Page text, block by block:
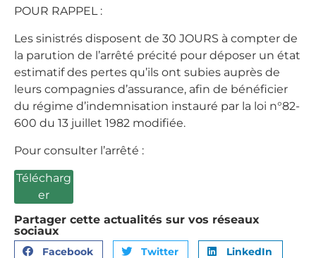
POUR RAPPEL :
Les sinistrés disposent de 30 JOURS à compter de
la parution de l’arrêté précité pour déposer un état
estimatif des pertes qu’ils ont subies auprès de
leurs compagnies d’assurance, afin de bénéficier
du régime d’indemnisation instauré par la loi n°82-
600 du 13 juillet 1982 modifiée.
Pour consulter l’arrêté :
Télécharg
er
Partager cette actualités sur vos réseaux
sociaux
Facebook Twitter LinkedIn